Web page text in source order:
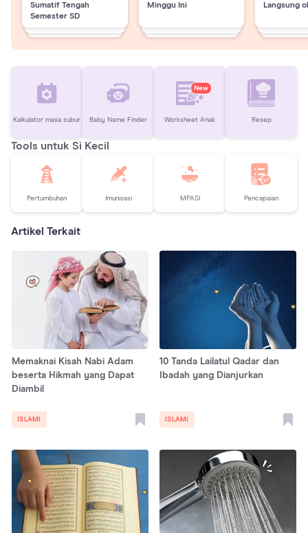
Sumatif Tengah
Semester SD
Minggu Ini
Langsung
Kalkulator masa subur Baby Name Finder
New
Worksheet Anak Resep
Tools untuk Si Kecil
Pertumbuhan Imunisasi MPASI Pencapaian
Artikel Terkait
Memaknai Kisah Nabi Adam
beserta Hikmah yang Dapat
Diambil
ISLAMI
10 Tanda Lailatul Qadar dan
Ibadah yang Dianjurkan
ISLAMI